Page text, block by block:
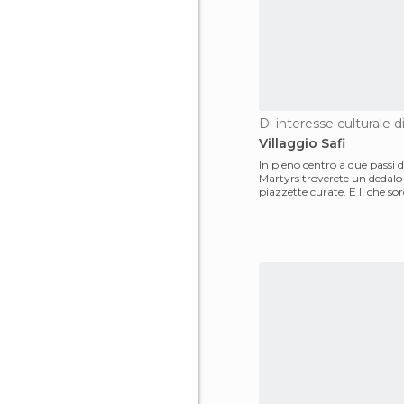
Di interesse culturale
Villaggio Safi
In pieno centro a due passi
Martyrs troverete un dedalo
piazzette curate. E li che